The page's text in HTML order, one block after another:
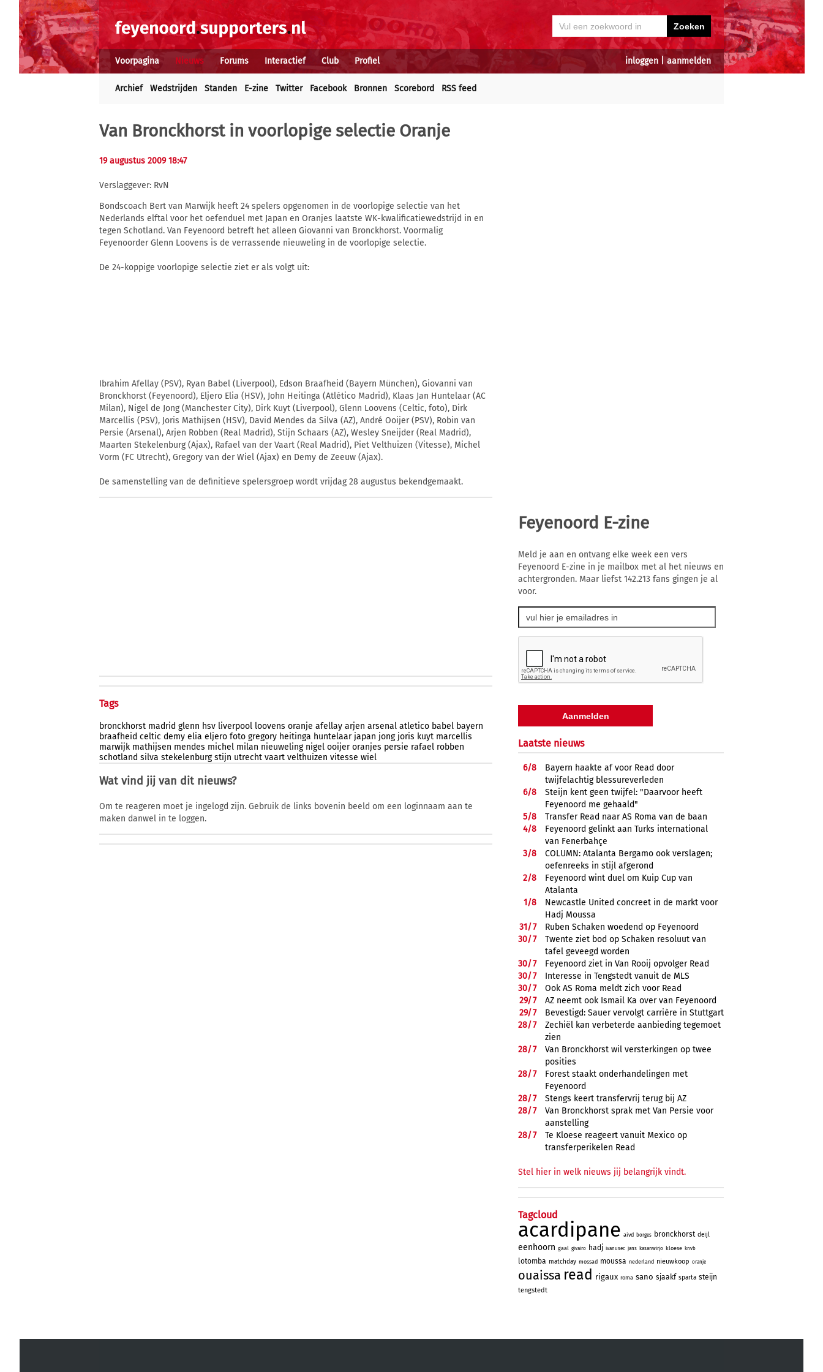
inloggen aanmelden
Voorpagina Nieuws Forums Interactief Club Profiel
Archief Wedstrijden Standen E-zine Twitter Facebook Bronnen Scorebord RSS feed
Van Bronckhorst in voorlopige selectie Oranje
19 augustus 2009 18:47
Verslaggever: RvN
Bondscoach Bert van Marwijk heeft 24 spelers opgenomen in de voorlopige selectie van het
Nederlands elftal voor het oefenduel met Japan en Oranjes laatste WK-kwalificatiewedstrijd in en
tegen Schotland. Van Feyenoord betreft het alleen Giovanni van Bronckhorst. Voormalig
Feyenoorder Glenn Loovens is de verrassende nieuweling in de voorlopige selectie.
De 24-koppige voorlopige selectie ziet er als volgt uit:
Ibrahim Afellay (PSV), Ryan Babel (Liverpool), Edson Braafheid (Bayern München), Giovanni van
Bronckhorst (Feyenoord), Eljero Elia (HSV), John Heitinga (Atlético Madrid), Klaas Jan Huntelaar (AC
Milan), Nigel de Jong (Manchester City), Dirk Kuyt (Liverpool), Glenn Loovens (Celtic, foto), Dirk
Marcellis (PSV), Joris Mathijsen (HSV), David Mendes da Silva (AZ), André Ooijer (PSV), Robin van
Persie (Arsenal), Arjen Robben (Real Madrid), Stijn Schaars (AZ), Wesley Sneijder (Real Madrid),
Maarten Stekelenburg (Ajax), Rafael van der Vaart (Real Madrid), Piet Velthuizen (Vitesse), Michel
Vorm (FC Utrecht), Gregory van der Wiel (Ajax) en Demy de Zeeuw (Ajax).
De samenstelling van de definitieve spelersgroep wordt vrijdag 28 augustus bekendgemaakt.
Tags
bronckhorst madrid glenn hsv liverpool loovens oranje afellay arjen arsenal atletico babel bayern
braafheid celtic demy elia eljero foto gregory heitinga huntelaar japan jong joris kuyt marcellis
marwijk mathijsen mendes michel milan nieuweling nigel ooijer oranjes persie rafael robben
schotland silva stekelenburg stijn utrecht vaart velthuizen vitesse wiel
Wat vind jij van dit nieuws?
Om te reageren moet je ingelogd zijn. Gebruik de links bovenin beeld om een loginnaam aan te
maken danwel in te loggen.
Feyenoord E-zine
Meld je aan en ontvang elke week een vers
Feyenoord E-zine in je mailbox met al het nieuws en
achtergronden. Maar liefst 142.213 fans gingen je al
voor.
Laatste nieuws
6/8
Bayern haakte af voor Read door
twijfelachtig blessureverleden
6/8
Steijn kent geen twijfel: "Daarvoor heeft
Feyenoord me gehaald"
5/8
Transfer Read naar AS Roma van de baan
4/8
Feyenoord gelinkt aan Turks international
van Fenerbahçe
3/8
COLUMN: Atalanta Bergamo ook verslagen;
oefenreeks in stijl afgerond
2/8
Feyenoord wint duel om Kuip Cup van
Atalanta
1/8
Newcastle United concreet in de markt voor
Hadj Moussa
31/7
Ruben Schaken woedend op Feyenoord
30/7
Twente ziet bod op Schaken resoluut van
tafel geveegd worden
30/7
Feyenoord ziet in Van Rooij opvolger Read
30/7
Interesse in Tengstedt vanuit de MLS
30/7
Ook AS Roma meldt zich voor Read
29/7
AZ neemt ook Ismail Ka over van Feyenoord
29/7
Bevestigd: Sauer vervolgt carrière in Stuttgart
28/7
Zechiël kan verbeterde aanbieding tegemoet
zien
28/7
Van Bronckhorst wil versterkingen op twee
posities
28/7
Forest staakt onderhandelingen met
Feyenoord
28/7
Stengs keert transfervrij terug bij AZ
28/7
Van Bronckhorst sprak met Van Persie voor
aanstelling
28/7
Te Kloese reageert vanuit Mexico op
transferperikelen Read
Stel hier in welk nieuws jij belangrijk vindt.
Tagcloud
acardipane aivd borges bronckhorst deijl
eenhoorn gaal givairo hadj ivanusec jans kasanwirjo kloese knvb
lotomba matchday mossad moussa nederland nieuwkoop oranje
ouaissa read rigaux roma sano sjaakf sparta steijn
tengstedt